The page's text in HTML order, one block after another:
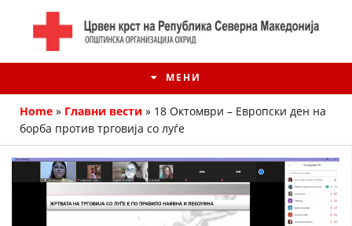
МЕНИ
Home » Главни вести » 18 Октомври – Европски ден на
борба против трговија со луѓе